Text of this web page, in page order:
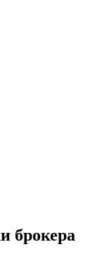
брокера